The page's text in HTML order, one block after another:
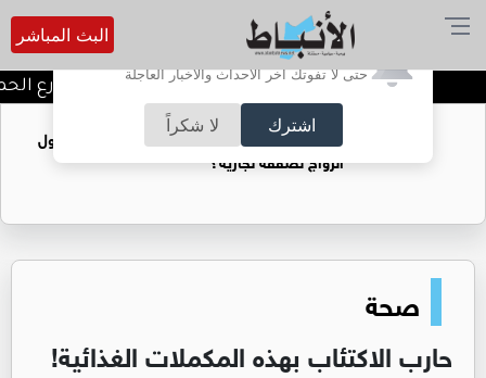
أترغب في تفعيل الإشعارات؟
حتى لا تفوتك آخر الأحداث والأخبار العاجلة
اشترك لا شكراً
البث المباشر
توقيف شبكات دعارة في شارع الحمرا
فتيات يستغللنه لتحقيق مكاسب مادية.. هل تحول
الزواج لصفقة تجارية؟
صحة
حارب الاكتئاب بهذه المكملات الغذائية!